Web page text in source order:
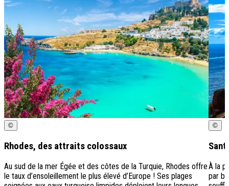
©
Rhodes, des attraits colossaux
Au sud de la mer Égée et des côtes de la Turquie, Rhodes offre
le taux d’ensoleillement le plus élevé d’Europe ! Ses plages
©
À la
par